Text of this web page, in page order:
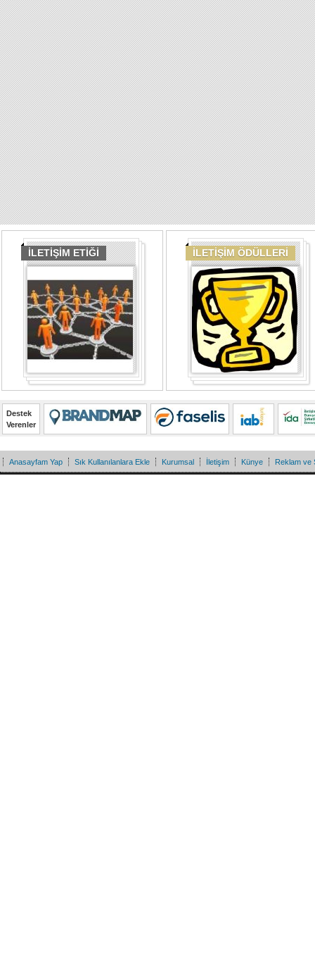
İLETİŞİM ETİĞİ İLETİŞİM ÖDÜLLERİ
Destek
Verenler
Anasayfam Yap Sık Kullanılanlara Ekle Kurumsal İletişim Künye Reklam ve